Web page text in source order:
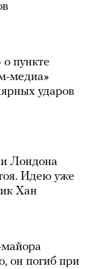
пункте
медиа»
ударов
Лондона
Идею уже
Хан
он погиб при